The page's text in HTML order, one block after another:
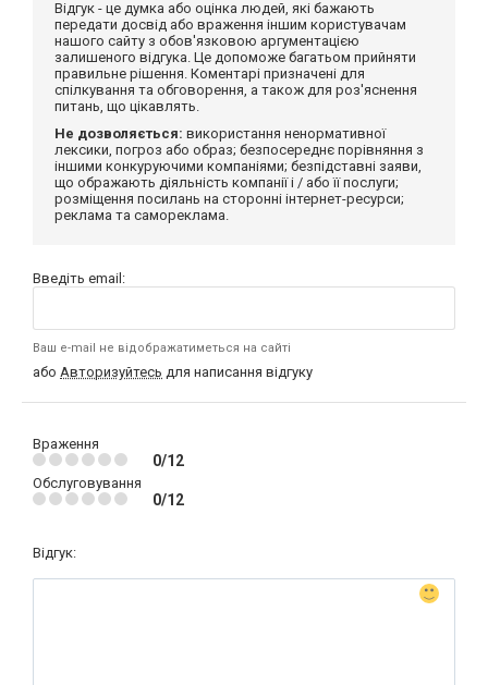
Відгук - це думка або оцінка людей, які бажають
передати досвід або враження іншим користувачам
нашого сайту з обов'язковою аргументацією
залишеного відгука. Це допоможе багатьом прийняти
правильне рішення. Коментарі призначені для
спілкування та обговорення, а також для роз'яснення
питань, що цікавлять.
Не дозволяється: використання ненормативної
лексики, погроз або образ; безпосереднє порівняння з
іншими конкуруючими компаніями; безпідставні заяви,
що ображають діяльність компанії і / або її послуги;
розміщення посилань на сторонні інтернет-ресурси;
реклама та самореклама.
Введіть email:
Ваш e-mail не відображатиметься на сайті
або Авторизуйтесь для написання відгуку
Враження
0/12
Обслуговування
0/12
Відгук: